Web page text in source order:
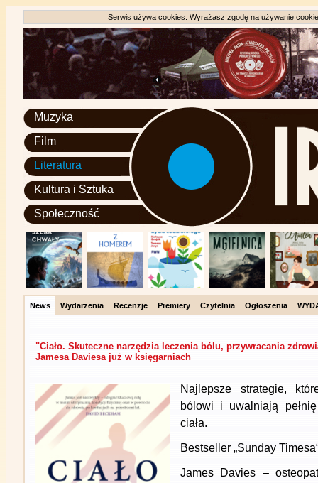
Serwis używa cookies. Wyrażasz zgodę na używanie
Muzyka
Film
Literatura
Kultura i Sztuka
Społeczność
News Wydarzenia Recenzje Premiery Czytelnia Ogłoszenia
"Ciało. Skuteczne narzędzia leczenia bólu, przywracania
Jamesa Daviesa już w księgarniach
Najlepsze strategie,
bólowi i uwalniają
ciała.
Bestseller „Sunday
James Davies –